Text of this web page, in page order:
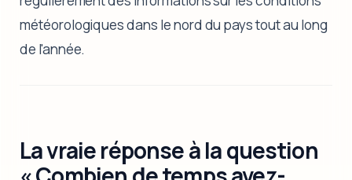
météorologiques dans le nord du pays tout au long
de l'année.
La vraie réponse à la question